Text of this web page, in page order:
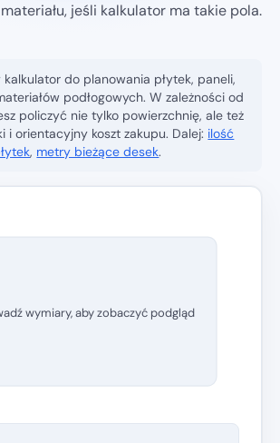
jeśli kalkulator ma takie pola.
do planowania płytek, paneli,
podłogowych. W zależności od
policzyć nie tylko powierzchnię, ale też
i orientacyjny koszt zakupu. Dalej: ilość
, metry bieżące desek.
wymiary, aby zobaczyć podgląd